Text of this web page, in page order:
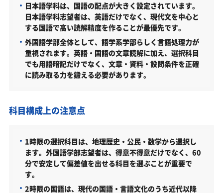
日本語学科は、国語の配点が大きく設定されています。
日本語学科志望者は、英語だけでなく、現代文を中心と
する国語で高い読解精度を作ることが最優先です。
外国語学部全体として、語学系学部らしく言語処理力が
重視されます。英語・国語の文章読解に加え、選択科目
でも用語暗記だけでなく、文章・資料・設問条件を正確
に読み取る力を鍛える必要があります。
科目構成上の注意点
1時限の選択科目は、地理歴史・公民・数学から選択し
ます。外国語学部志望者は、得意不得意だけでなく、60
分で安定して偏差値を出せる科目を選ぶことが重要で
す。
2時限の国語は、現代の国語・言語文化のうち近代以降